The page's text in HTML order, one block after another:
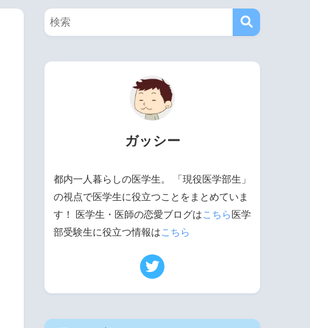
ガッシー
都内一人暮らしの医学生。 「現役医学部生」
の視点で医学生に役立つことをまとめていま
す！ 医学生・医師の恋愛ブログはこちら 医学
部受験生に役立つ情報はこちら